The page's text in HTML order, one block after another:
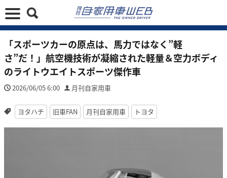
「スポーツカーの原点は、馬力ではなく”軽
さ”だ！」航空機技術が凝縮された軽量＆空力ボディ
のライトウエイトスポーツ傑作車
2026/06/05 6:00 月刊自家用車
ヨタハチ 旧車FAN 月刊自家用車 トヨタ